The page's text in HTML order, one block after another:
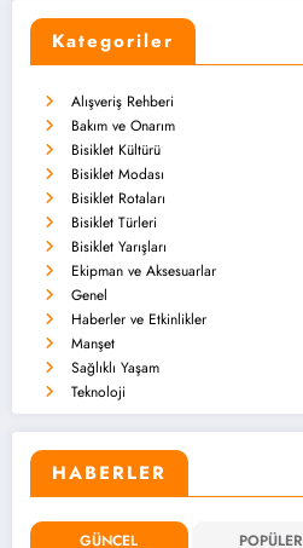
Kategoriler
Alışveriş Rehberi
Bakım ve Onarım
Bisiklet Kültürü
Bisiklet Modası
Bisiklet Rotaları
Bisiklet Türleri
Bisiklet Yarışları
Ekipman ve Aksesuarlar
Genel
Haberler ve Etkinlikler
Manşet
Sağlıklı Yaşam
Teknoloji
HABERLER
GÜNCEL POPÜLER